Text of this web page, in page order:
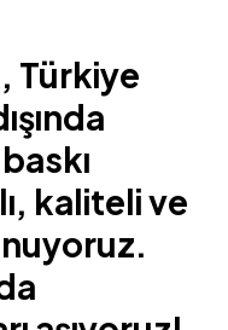
Türkiye
kaliteli ve